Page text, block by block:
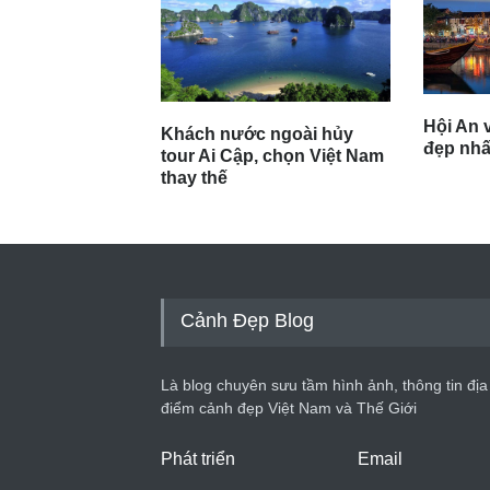
Khách nước ngoài hủy
tour Ai Cập, chọn Việt Nam
thay thế
Hội An
đẹp
Cảnh Đẹp Blog
Là blog chuyên sưu tầm hình ảnh, thông tin địa
điểm cảnh đẹp Việt Nam và Thế Giới
Phát triển Email